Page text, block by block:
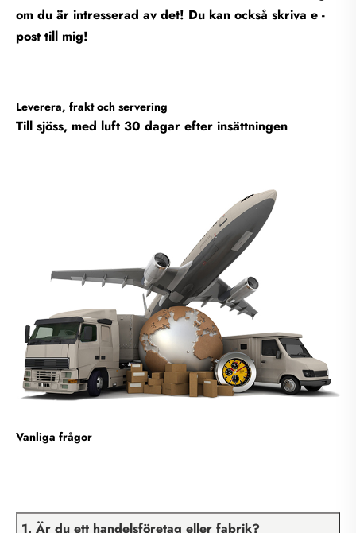
om du är intresserad av det! Du kan också skriva e -
post till mig!
Leverera, frakt och servering
Till sjöss, med luft 30 dagar efter insättningen
Vanliga frågor
1. Är du ett handelsföretag eller fabrik?